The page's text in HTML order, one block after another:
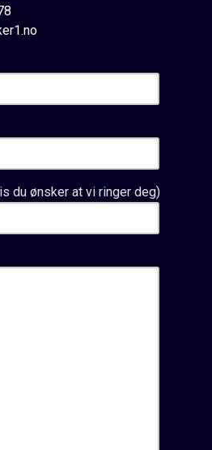
du ønsker at vi ringer deg)